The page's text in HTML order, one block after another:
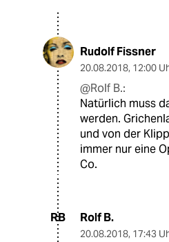
Rudolf Fissner
20.08.2018, 12:00
@Rolf B.:
Natürlich muss
werden.
und von der
immer nur eine
Co.
RB Rolf B.
20.08.2018, 17:43